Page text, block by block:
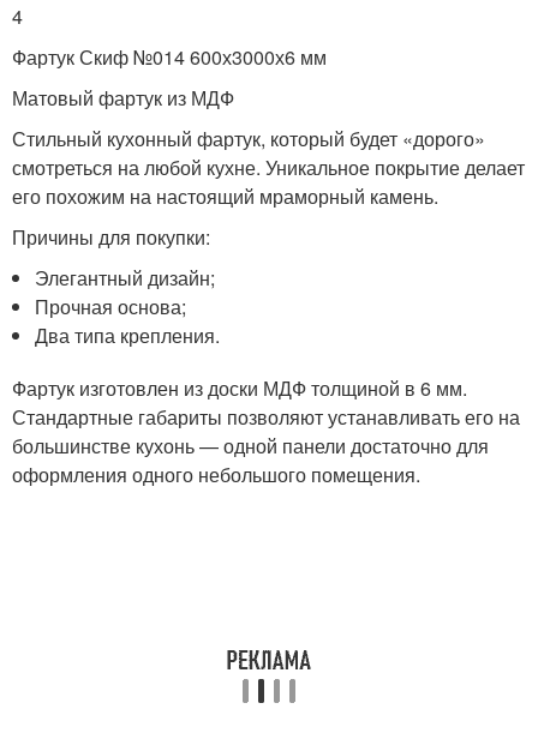
4
Фартук Скиф №014 600х3000х6 мм
Матовый фартук из МДФ
Стильный кухонный фартук, который будет «дорого»
смотреться на любой кухне. Уникальное покрытие делает
его похожим на настоящий мраморный камень.
Причины для покупки:
Элегантный дизайн;
Прочная основа;
Два типа крепления.
Фартук изготовлен из доски МДФ толщиной в 6 мм.
Стандартные габариты позволяют устанавливать его на
большинстве кухонь — одной панели достаточно для
оформления одного небольшого помещения.